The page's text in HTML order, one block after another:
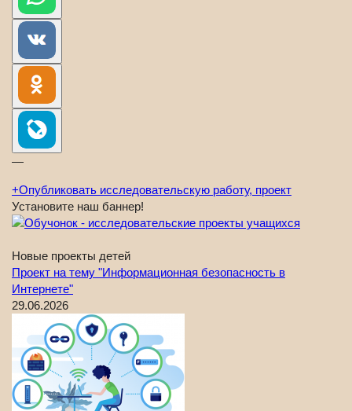
—
+Опубликовать исследовательскую работу, проект
Установите наш баннер!
Новые проекты детей
Проект на тему "Информационная безопасность в
Интернете"
29.06.2026